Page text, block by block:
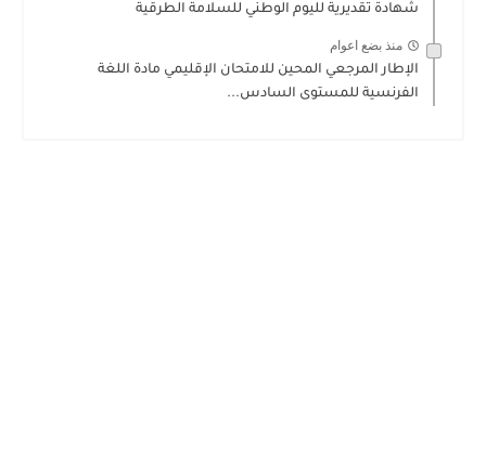
شهادة تقديرية لليوم الوطني للسلامة الطرقية
منذ بضع اعوام
الإطار المرجعي المحين للامتحان الإقليمي مادة اللغة
الفرنسية للمستوى السادس...